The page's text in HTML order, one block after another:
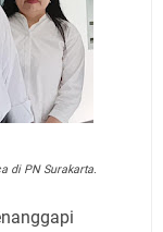
di PN Surakarta.